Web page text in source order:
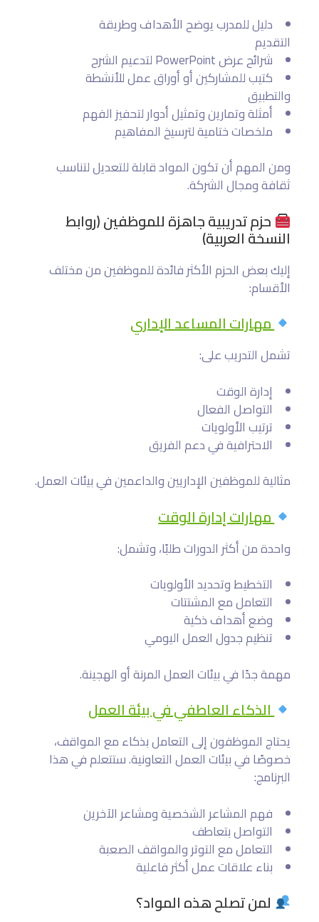
دليل للمدرب يوضح الأهداف وطريقة
التقديم
شرائح عرض PowerPoint لتدعيم الشرح
كتيب للمشاركين أو أوراق عمل للأنشطة
والتطبيق
أمثلة وتمارين وتمثيل أدوار لتحفيز الفهم
ملخصات ختامية لترسيخ المفاهيم
ومن المهم أن تكون المواد قابلة للتعديل لتناسب
ثقافة ومجال الشركة.
حزم تدريبية جاهزة للموظفين (روابط
النسخة العربية)
إليك بعض الحزم الأكثر فائدة للموظفين من مختلف
الأقسام:
مهارات المساعد الإداري
تشمل التدريب على:
إدارة الوقت
التواصل الفعال
ترتيب الأولويات
الاحترافية في دعم الفريق
مثالية للموظفين الإداريين والداعمين في بيئات العمل.
مهارات إدارة الوقت
واحدة من أكثر الدورات طلبًا، وتشمل:
التخطيط وتحديد الأولويات
التعامل مع المشتتات
وضع أهداف ذكية
تنظيم جدول العمل اليومي
مهمة جدًا في بيئات العمل المرنة أو الهجينة.
الذكاء العاطفي في بيئة العمل
يحتاج الموظفون إلى التعامل بذكاء مع المواقف،
خصوصًا في بيئات العمل التعاونية. ستتعلم في هذا
البرنامج:
فهم المشاعر الشخصية ومشاعر الآخرين
التواصل بتعاطف
التعامل مع التوتر والمواقف الصعبة
بناء علاقات عمل أكثر فاعلية
لمن تصلح هذه المواد؟